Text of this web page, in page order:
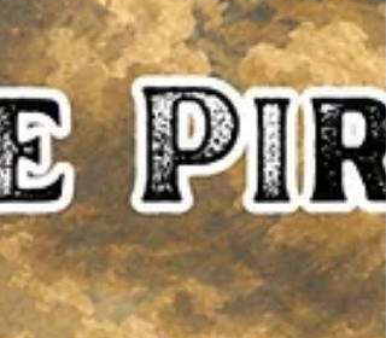
Bürger vor dem Staat. Wie das passiert. Warum wir
kaum bemerken. Und was auf dem Spiel steht.